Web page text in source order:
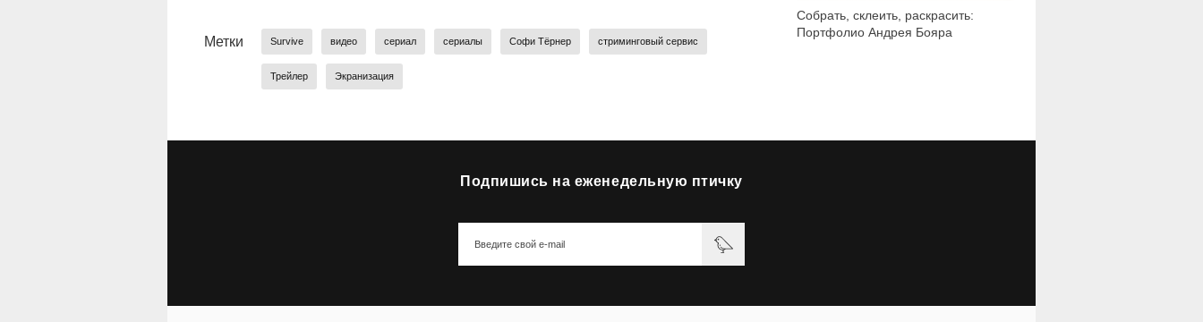
Метки Survive видео сериал сериалы Софи Тёрнер стриминговый сервис
Трейлер Экранизация
Собрать, склеить, раскрасить:
Портфолио Андрея Бояра
Подпишись на еженедельную птичку